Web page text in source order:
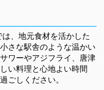
は、地元食材を活かした
さな駅舎のような温かい
ワーやアジフライ、唐津
い料理と心地よい時間
ごしください。